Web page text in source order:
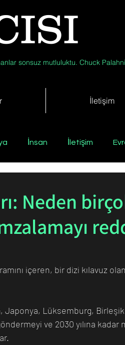
sonsuz mutluluktu. Chuck
İletişim
İnsan İletişim
Düşüneni Çevre Kısa
Neden
içeren, bir dizi kılavuz
Japonya, Lüksemburg,
ve 2030 yılına